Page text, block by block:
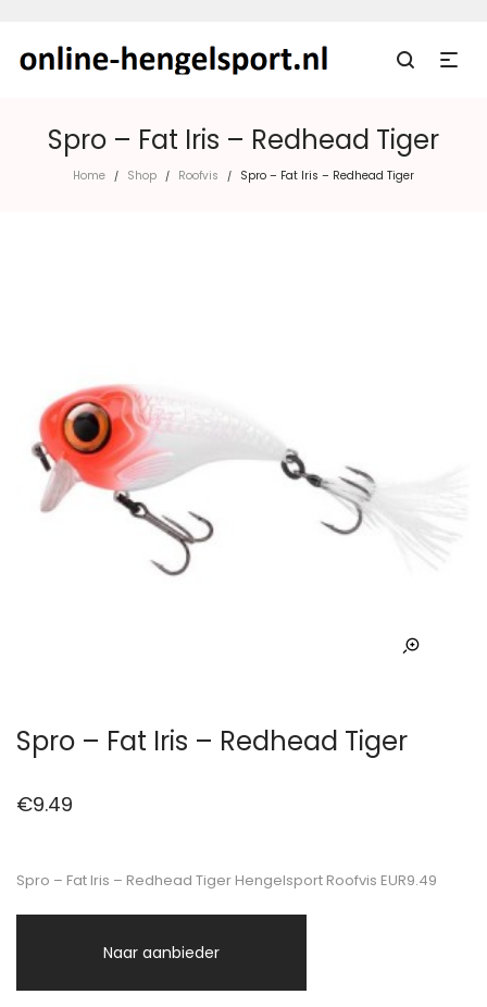
Spro – Fat Iris – Redhead Tiger
Home / Shop / Roofvis / Spro – Fat Iris – Redhead Tiger
Spro – Fat Iris – Redhead Tiger
€9.49
Spro – Fat Iris – Redhead Tiger Hengelsport Roofvis EUR9.49
Naar aanbieder